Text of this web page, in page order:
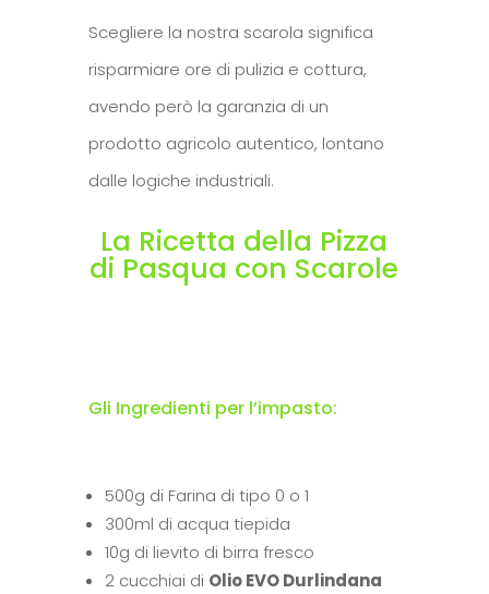
Scegliere la nostra scarola significa
risparmiare ore di pulizia e cottura,
avendo però la garanzia di un
prodotto agricolo autentico, lontano
dalle logiche industriali.
La Ricetta della Pizza
di Pasqua con Scarole
Gli Ingredienti per l’impasto:
500g di Farina di tipo 0 o 1
300ml di acqua tiepida
10g di lievito di birra fresco
2 cucchiai di Olio EVO Durlindana